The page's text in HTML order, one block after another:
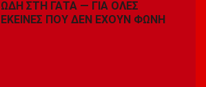
ΩΔΗ ΣΤΗ ΓΑΤΑ — ΓΙΑ ΟΛΕΣ
ΕΚΕΙΝΕΣ ΠΟΥ ΔΕΝ ΕΧΟΥΝ ΦΩΝΗ